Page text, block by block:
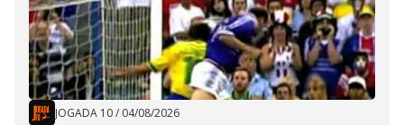
JOGADA 10/ 04/08/2026